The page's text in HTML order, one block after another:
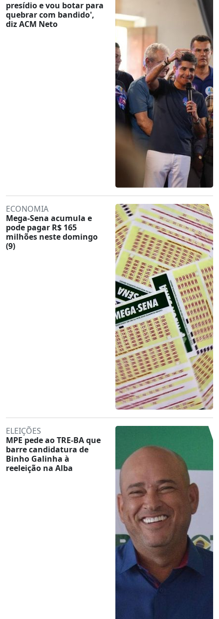
presídio e vou botar para
quebrar com bandido',
diz ACM Neto
ECONOMIA
Mega-Sena acumula e
pode pagar R$ 165
milhões neste domingo
(9)
ELEIÇÕES
MPE pede ao TRE-BA que
barre candidatura de
Binho Galinha à
reeleição na Alba